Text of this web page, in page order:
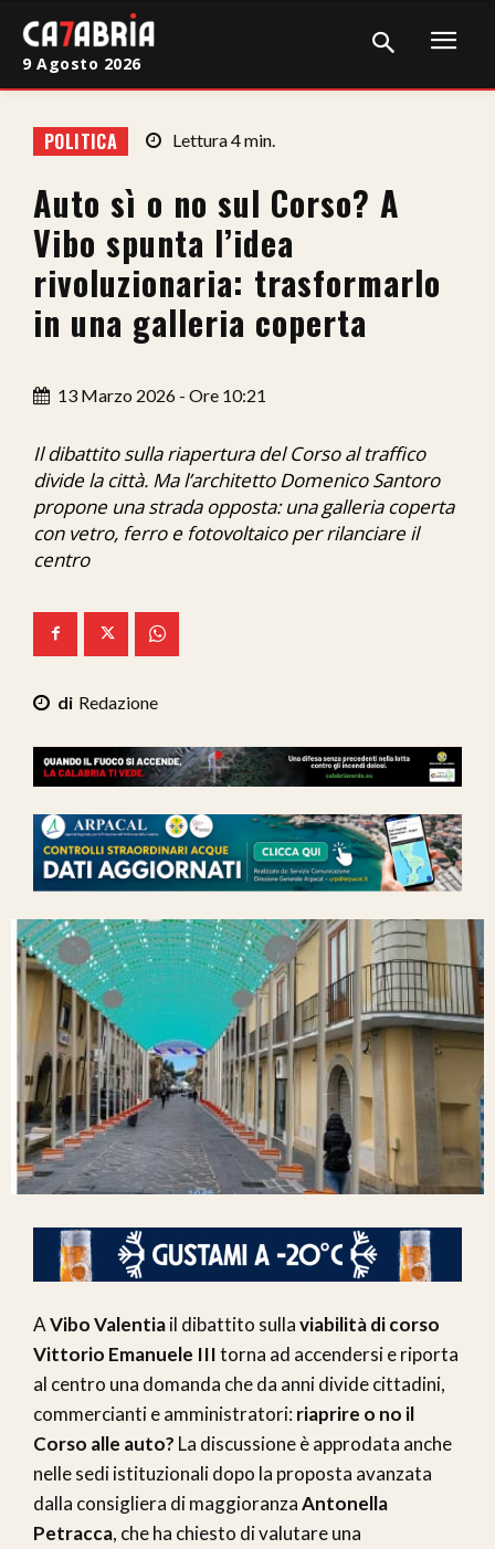
Cronaca
Giudiziaria
Politica
Sport
Sanità
Economia
Ita-Mondo
C7 Play
We Calabria
Mix Zone
9 Agosto 2026
POLITICA Lettura4min.
Auto sì o no sul Corso? A
Vibo spunta l’idea
rivoluzionaria: trasformarlo
in una galleria coperta
13 Marzo 2026 - Ore 10:21
Il dibattito sulla riapertura del Corso al traffico
divide la città. Ma l’architetto Domenico Santoro
propone una strada opposta: una galleria coperta
con vetro, ferro e fotovoltaico per rilanciare il
centro
Redazione
AVibo Valentiail dibattito sullaviabilità di corso
Vittorio Emanuele IIItorna ad accendersi e riporta
al centro una domanda che da anni divide cittadini,
commercianti e amministratori: riaprire o no il
Corso alle auto? La discussione è approdata anche
nelle sedi istituzionali dopo la proposta avanzata
dalla consigliera di maggioranzaAntonella
Petracca, che ha chiesto di valutare una